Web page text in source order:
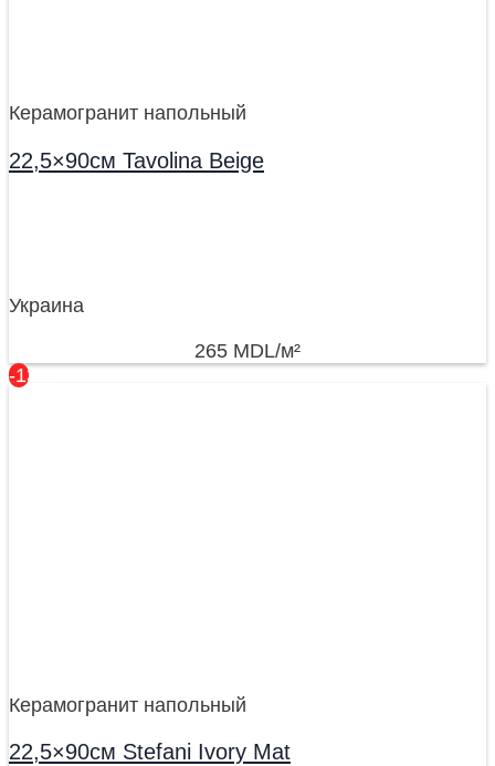
Керамогранит напольный
22,5×90см Tavolina Beige
Украина
265 MDL/м²
-13%
Керамогранит напольный
22,5×90см Stefani Ivory Mat